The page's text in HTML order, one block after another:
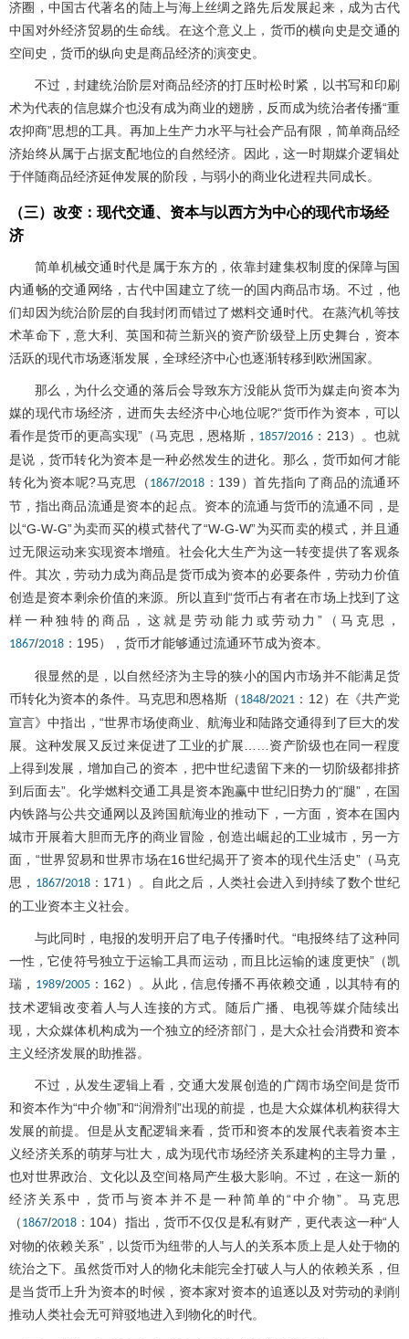
济圈，中国古代著名的陆上与海上丝绸之路先后发展起来，成为古代
中国对外经济贸易的生命线。在这个意义上，货币的横向史是交通的
空间史，货币的纵向史是商品经济的演变史。
不过，封建统治阶层对商品经济的打压时松时紧，以书写和印刷
术为代表的信息媒介也没有成为商业的翅膀，反而成为统治者传播“重
农抑商”思想的工具。再加上生产力水平与社会产品有限，简单商品经
济始终从属于占据支配地位的自然经济。因此，这一时期媒介逻辑处
于伴随商品经济延伸发展的阶段，与弱小的商业化进程共同成长。
（三）改变：现代交通、资本与以西方为中心的现代市场经
济
简单机械交通时代是属于东方的，依靠封建集权制度的保障与国
内通畅的交通网络，古代中国建立了统一的国内商品市场。不过，他
们却因为统治阶层的自我封闭而错过了燃料交通时代。在蒸汽机等技
术革命下，意大利、英国和荷兰新兴的资产阶级登上历史舞台，资本
活跃的现代市场逐渐发展，全球经济中心也逐渐转移到欧洲国家。
那么，为什么交通的落后会导致东方没能从货币为媒走向资本为
媒的现代市场经济，进而失去经济中心地位呢?“货币作为资本，可以
看作是货币的更高实现”（马克思，恩格斯， 1857/2016 ：213）。也就
是说，货币转化为资本是一种必然发生的进化。那么，货币如何才能
转化为资本呢?马克思（ 1867/2018 ：139）首先指向了商品的流通环
节，指出商品流通是资本的起点。资本的流通与货币的流通不同，是
以“G-W-G”为卖而买的模式替代了“W-G-W”为买而卖的模式，并且通
过无限运动来实现资本增殖。社会化大生产为这一转变提供了客观条
件。其次，劳动力成为商品是货币成为资本的必要条件，劳动力价值
创造是资本剩余价值的来源。所以直到“货币占有者在市场上找到了这
样一种独特的商品，这就是劳动能力或劳动力”（马克思，
1867/2018 ：195），货币才能够通过流通环节成为资本。
很显然的是，以自然经济为主导的狭小的国内市场并不能满足货
币转化为资本的条件。马克思和恩格斯（ 1848/2021 ：12）在《共产党
宣言》中指出，“世界市场使商业、航海业和陆路交通得到了巨大的发
展。这种发展又反过来促进了工业的扩展……资产阶级也在同一程度
上得到发展，增加自己的资本，把中世纪遗留下来的一切阶级都排挤
到后面去”。化学燃料交通工具是资本跑赢中世纪旧势力的“腿”，在国
内铁路与公共交通网以及跨国航海业的推动下，一方面，资本在国内
城市开展着大胆而无序的商业冒险，创造出崛起的工业城市，另一方
面，“世界贸易和世界市场在16世纪揭开了资本的现代生活史”（马克
思， 1867/2018：171）。自此之后，人类社会进入到持续了数个世纪
的工业资本主义社会。
与此同时，电报的发明开启了电子传播时代。“电报终结了这种同
一性，它使符号独立于运输工具而运动，而且比运输的速度更快”（凯
瑞， 1989/2005：162）。从此，信息传播不再依赖交通，以其特有的
技术逻辑改变着人与人连接的方式。随后广播、电视等媒介陆续出
现，大众媒体机构成为一个独立的经济部门，是大众社会消费和资本
主义经济发展的助推器。
不过，从发生逻辑上看，交通大发展创造的广阔市场空间是货币
和资本作为“中介物”和“润滑剂”出现的前提，也是大众媒体机构获得大
发展的前提。但是从支配逻辑来看，货币和资本的发展代表着资本主
义经济关系的萌芽与壮大，成为现代市场经济关系建构的主导力量，
也对世界政治、文化以及空间格局产生极大影响。不过，在这一新的
经济关系中，货币与资本并不是一种简单的“中介物”。马克思
（ 1867/2018 ：104）指出，货币不仅仅是私有财产，更代表这一种“人
对物的依赖关系”，以货币为纽带的人与人的关系本质上是人处于物的
统治之下。虽然货币对人的物化未能完全打破人与人的依赖关系，但
是当货币上升为资本的时候，资本家对资本的追逐以及对劳动的剥削
推动人类社会无可辩驳地进入到物化的时代。